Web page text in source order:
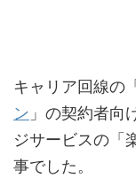
キャリア回線の「
ン 」の契約者向
ジサービスの「
事でした。